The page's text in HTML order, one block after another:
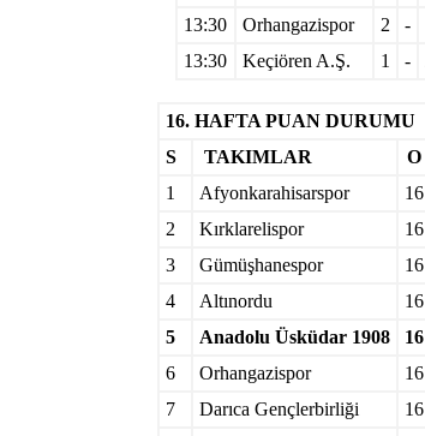
13:30
Orhangazispor 2 -
13:30
Keçiören A.Ş. 1 -
16. HAFTA PUAN DURUMU
S
TAKIMLAR O
1
Afyonkarahisarspor 16
2
Kırklarelispor 16
3
Gümüşhanespor 16
4
Altınordu 16
5
Anadolu Üsküdar 1908 16
6
Orhangazispor 16
7
Darıca Gençlerbirliği 16